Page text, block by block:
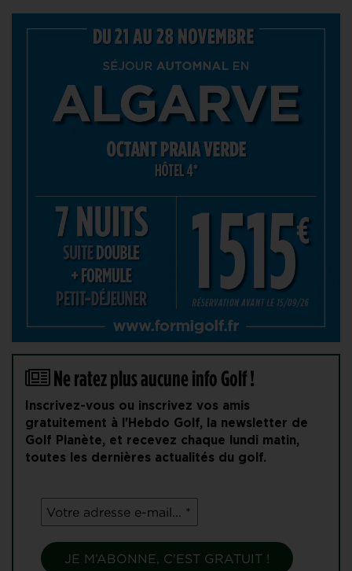
Ne ratez plus aucune info Golf !
Inscrivez-vous ou inscrivez vos amis
gratuitement à l'Hebdo Golf, la newsletter de
Golf Planète, et recevez chaque lundi matin,
toutes les dernières actualités du golf.